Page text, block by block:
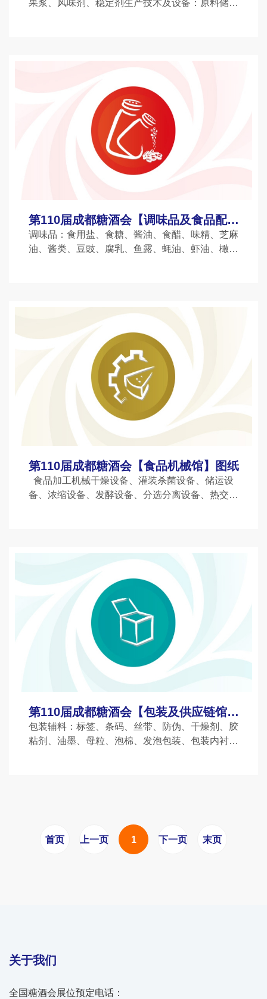
果浆、风味剂、稳定剂生产技术及设备：原料储藏
第110届成都糖酒会【调味品及食品配料
馆】图纸
调味品：食用盐、食糖、酱油、食醋、味精、芝麻
油、酱类、豆豉、腐乳、鱼露、蚝油、虾油、橄榄
第110届成都糖酒会【食品机械馆】图纸
食品加工机械干燥设备、灌装杀菌设备、储运设
备、浓缩设备、发酵设备、分选分离设备、热交换
第110届成都糖酒会【包装及供应链馆】
图纸
包装辅料：标签、条码、丝带、防伪、干燥剂、胶
粘剂、油墨、母粒、泡棉、发泡包装、包装内衬、
首页 上一页 1 下一页 末页
关于我们
全国糖酒会展位预定电话：